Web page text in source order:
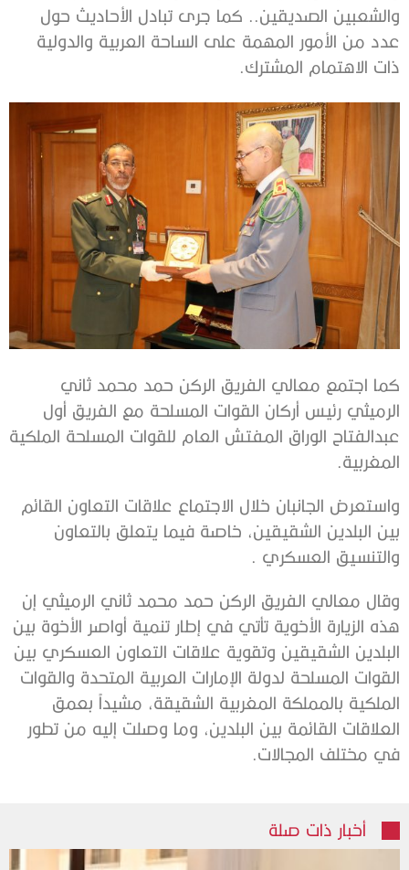
والشعبين الصديقين.. كما جرى تبادل الأحاديث حول
عدد من الأمور المهمة على الساحة العربية والدولية
ذات الاهتمام المشترك.
كما اجتمع معالي الفريق الركن حمد محمد ثاني
الرميثي رئيس أركان القوات المسلحة مع الفريق أول
عبدالفتاح الوراق المفتش العام للقوات المسلحة الملكية
المغربية.
واستعرض الجانبان خلال الاجتماع علاقات التعاون القائم
بين البلدين الشقيقين، خاصة فيما يتعلق بالتعاون
والتنسيق العسكري .
وقال معالي الفريق الركن حمد محمد ثاني الرميثي إن
هذه الزيارة الأخوية تأتي في إطار تنمية أواصر الأخوة بين
البلدين الشقيقين وتقوية علاقات التعاون العسكري بين
القوات المسلحة لدولة الإمارات العربية المتحدة والقوات
الملكية بالمملكة المغربية الشقيقة، مشيداً بعمق
العلاقات القائمة بين البلدين، وما وصلت إليه من تطور
في مختلف المجالات.
أخبار ذات صلة